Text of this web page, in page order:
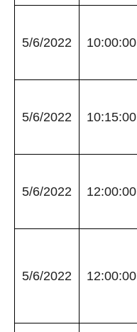
5/6/2022 10:00:00
5/6/2022 10:15:00
5/6/2022 12:00:00
5/6/2022 12:00:00